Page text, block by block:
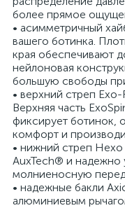
более прямое
• асимметричный
вашего ботинка.
края обеспечивают
нейлоновая
большую свободы
• верхний стреп
Верхняя часть
фиксирует ботинок,
комфорт и
• нижний стреп
AuxTech® и надежно
молниеносную
• надежные бакли
алюминиевым